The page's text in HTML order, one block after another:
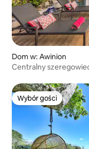
Dom w: Awinion
Centralny
Wybór gości
Wybór gości